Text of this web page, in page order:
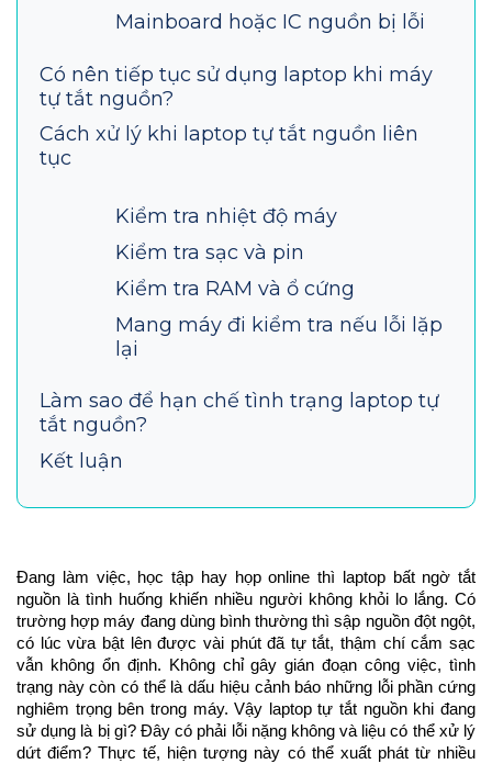
Mainboard hoặc IC nguồn bị lỗi
Có nên tiếp tục sử dụng laptop khi máy
tự tắt nguồn?
Cách xử lý khi laptop tự tắt nguồn liên
tục
Kiểm tra nhiệt độ máy
Kiểm tra sạc và pin
Kiểm tra RAM và ổ cứng
Mang máy đi kiểm tra nếu lỗi lặp
lại
Làm sao để hạn chế tình trạng laptop tự
tắt nguồn?
Kết luận
Đang làm việc, học tập hay họp online thì laptop bất ngờ tắt
nguồn là tình huống khiến nhiều người không khỏi lo lắng. Có
trường hợp máy đang dùng bình thường thì sập nguồn đột ngột,
có lúc vừa bật lên được vài phút đã tự tắt, thậm chí cắm sạc
vẫn không ổn định. Không chỉ gây gián đoạn công việc, tình
trạng này còn có thể là dấu hiệu cảnh báo những lỗi phần cứng
nghiêm trọng bên trong máy. Vậy l aptop tự tắt nguồn khi đang
sử dụng là bị gì? Đây có phải lỗi nặng không và liệu có thể xử lý
dứt điểm? Thực tế, hiện tượng này có thể xuất phát từ nhiều